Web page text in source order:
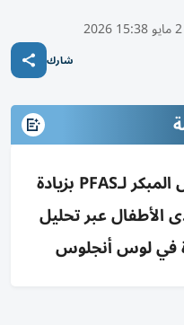
2 مايو 15:38 2026
شارك
دراسة أمريكية تربط التعرض المبكر لـPFAS بزيادة
الأطفال عبر تحليل
في لوس أنجلوس